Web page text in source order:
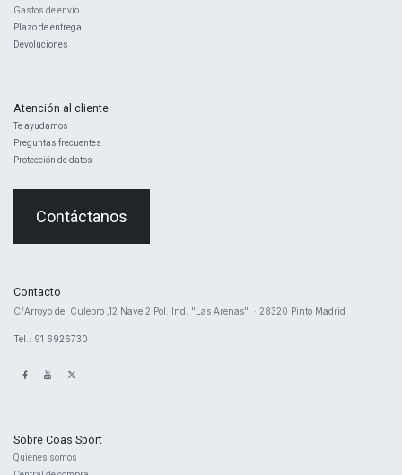
Gastos de envío
Plazo de entrega
Devoluciones
Atención al cliente
Te ayudamos
Preguntas frecuentes
Protección de datos
Contáctanos
Contacto
​C/Arroyo del Culebro ,12 Nave 2 ​Pol. Ind. "Las Arenas" · 28320 Pinto Madrid
Tel.: 91 6926730
Sobre Coas Sport
Quienes ​somos